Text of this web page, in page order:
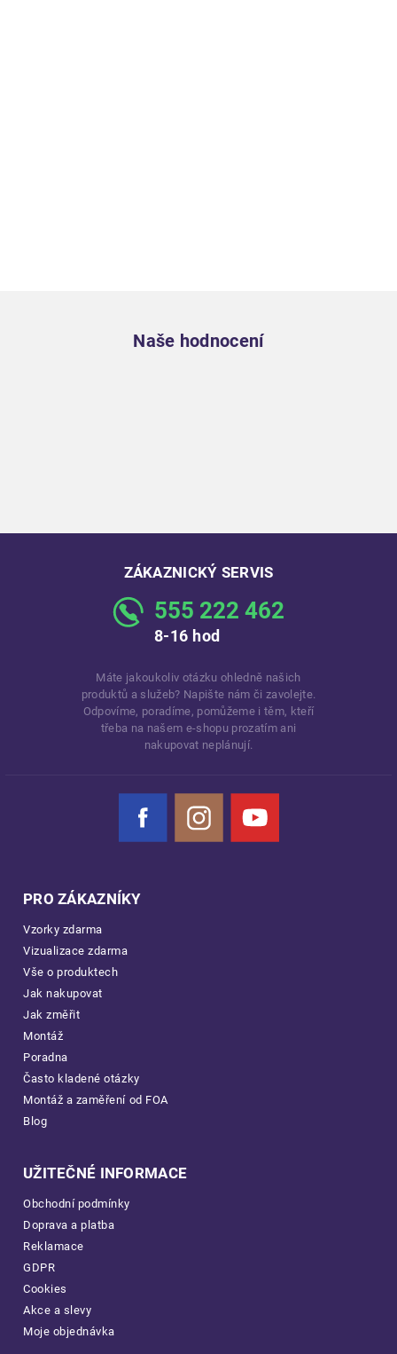
Naše hodnocení
ZÁKAZNICKÝ SERVIS
555 222 462
8-16 hod
Máte jakoukoliv otázku ohledně našich
produktů a služeb? Napište nám či zavolejte.
Odpovíme, poradíme, pomůžeme i těm, kteří
třeba na našem e-shopu prozatím ani
nakupovat neplánují.
Facebook Instagram YouTube
PRO ZÁKAZNÍKY
Vzorky zdarma
Vizualizace zdarma
Vše o produktech
Jak nakupovat
Jak změřit
Montáž
Poradna
Často kladené otázky
Montáž a zaměření od FOA
Blog
UŽITEČNÉ INFORMACE
Obchodní podmínky
Doprava a platba
Reklamace
GDPR
Cookies
Akce a slevy
Moje objednávka